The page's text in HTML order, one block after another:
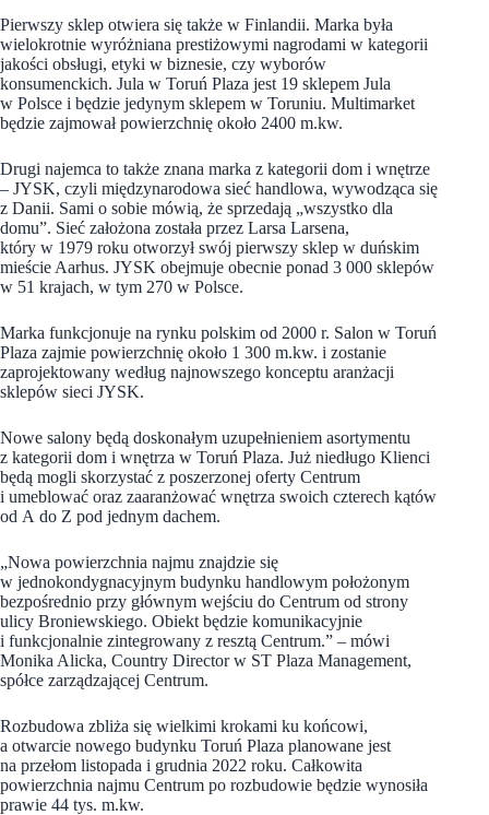
Pierwszy sklep otwiera się także w Finlandii. Marka była
wielokrotnie wyróżniana prestiżowymi nagrodami w kategorii
jakości obsługi, etyki w biznesie, czy wyborów
konsumenckich. Jula w Toruń Plaza jest 19 sklepem Jula
w Polsce i będzie jedynym sklepem w Toruniu. Multimarket
będzie zajmował powierzchnię około 2400 m.kw.
Drugi najemca to także znana marka z kategorii dom i wnętrze
– JYSK, czyli międzynarodowa sieć handlowa, wywodząca się
z Danii. Sami o sobie mówią, że sprzedają „wszystko dla
domu”. Sieć założona została przez Larsa Larsena,
który w 1979 roku otworzył swój pierwszy sklep w duńskim
mieście Aarhus. JYSK obejmuje obecnie ponad 3 000 sklepów
w 51 krajach, w tym 270 w Polsce.
Marka funkcjonuje na rynku polskim od 2000 r. Salon w Toruń
Plaza zajmie powierzchnię około 1 300 m.kw. i zostanie
zaprojektowany według najnowszego konceptu aranżacji
sklepów sieci JYSK.
Nowe salony będą doskonałym uzupełnieniem asortymentu
z kategorii dom i wnętrza w Toruń Plaza. Już niedługo Klienci
będą mogli skorzystać z poszerzonej oferty Centrum
i umeblować oraz zaaranżować wnętrza swoich czterech kątów
od A do Z pod jednym dachem.
„Nowa powierzchnia najmu znajdzie się
w jednokondygnacyjnym budynku handlowym położonym
bezpośrednio przy głównym wejściu do Centrum od strony
ulicy Broniewskiego. Obiekt będzie komunikacyjnie
i funkcjonalnie zintegrowany z resztą Centrum.” – mówi
Monika Alicka, Country Director w ST Plaza Management,
spółce zarządzającej Centrum.
Rozbudowa zbliża się wielkimi krokami ku końcowi,
a otwarcie nowego budynku Toruń Plaza planowane jest
na przełom listopada i grudnia 2022 roku. Całkowita
powierzchnia najmu Centrum po rozbudowie będzie wynosiła
prawie 44 tys. m.kw.